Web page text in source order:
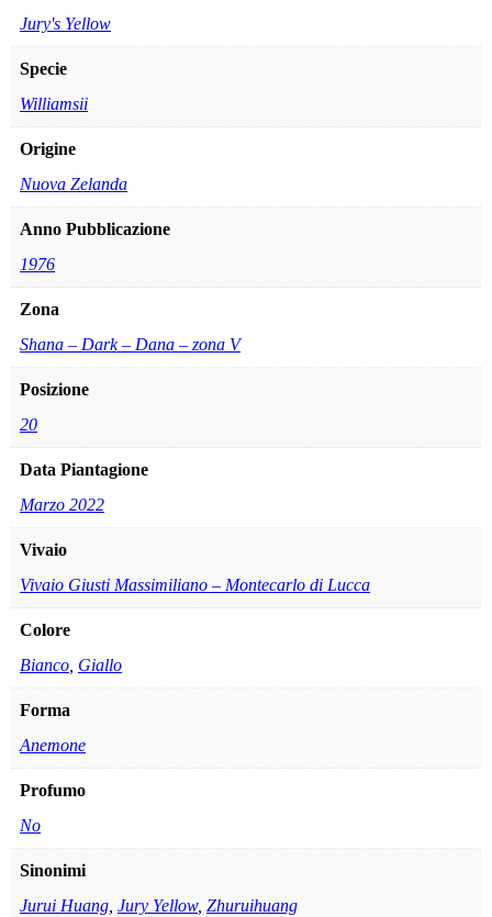
Jury's Yellow
Specie
Williamsii
Origine
Nuova Zelanda
Anno Pubblicazione
1976
Zona
Shana – Dark – Dana – zona V
Posizione
20
Data Piantagione
Marzo 2022
Vivaio
Vivaio Giusti Massimiliano – Montecarlo di Lucca
Colore
Bianco Giallo
Forma
Anemone
Profumo
No
Sinonimi
Jurui Huang Jury Yellow, Zhuruihuang